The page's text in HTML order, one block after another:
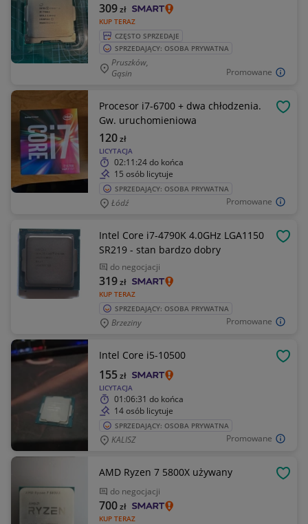
Promowane
KUP TERAZ
309zł
CZĘSTO SPRZEDAJE
SPRZEDAJĄCY: OSOBA PRYWATNA
Pruszków,
Gąsin
Promowane
Procesor i7-6700 + dwa chłodzenia.
Gw. uruchomieniowa
LICYTACJA
120zł
02:11:24do końca
15 osób licytuje
SPRZEDAJĄCY: OSOBA PRYWATNA
Łódź
Promowane
Intel Core i7-4790K 4.0GHz LGA1150
SR219 - stan bardzo dobry
do negocjacji
KUP TERAZ
319zł
SPRZEDAJĄCY: OSOBA PRYWATNA
Brzeziny
Promowane
Intel Core i5-10500
LICYTACJA
155zł
01:06:31 do końca
14 osób licytuje
SPRZEDAJĄCY: OSOBA PRYWATNA
KALISZ
AMD Ryzen 7 5800X używany
do negocjacji
KUP TERAZ
700zł